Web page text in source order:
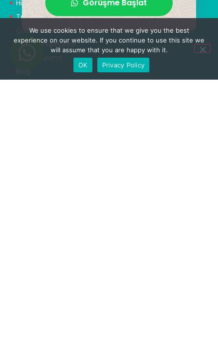
Hizmetlerimiz
Tedaviler
Çözüm Ortakları
Tıbbi Tanışmanlar
Sağlık Turizmi
Blog
Görüşme Başlat
We use cookies to ensure that we give you the best
experience on our website. If you continue to use this site we
will assume that you are happy with it.
OK
Privacy Policy